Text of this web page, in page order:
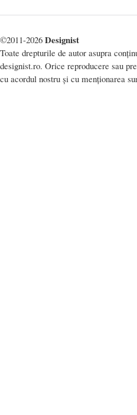
©2011-2026 Designist
Toate drepturile de autor asupra
designist.ro. Orice reproducere sau
cu acordul nostru și cu menționarea